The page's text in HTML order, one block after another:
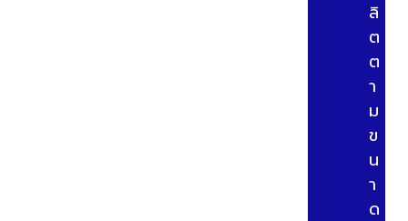
ลิ
ต
ต
า
ม
ข
น
า
ด